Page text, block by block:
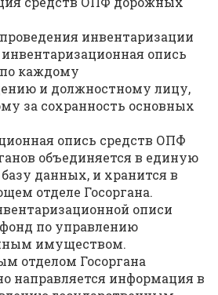
инвентаризации
инвентаризационная опись
каждому
и должностному лицу,
за сохранность основных
опись средств ОПФ
объединяется в единую
данных, и хранится в
отделе Госоргана.
описи
по управлению
имуществом.
отделом Госоргана
направляется информация в